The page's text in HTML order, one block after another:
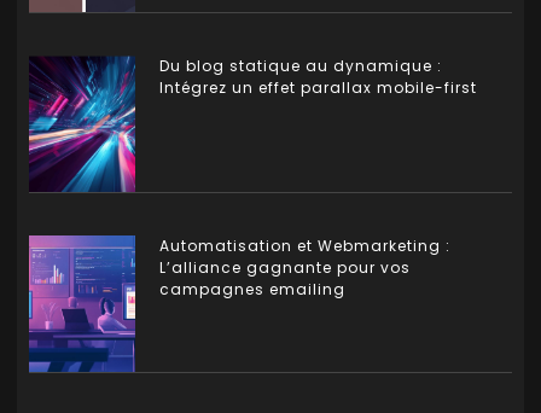
Du blog statique au dynamique :
Intégrez un effet parallax mobile-first
Automatisation et Webmarketing :
L’alliance gagnante pour vos
campagnes emailing